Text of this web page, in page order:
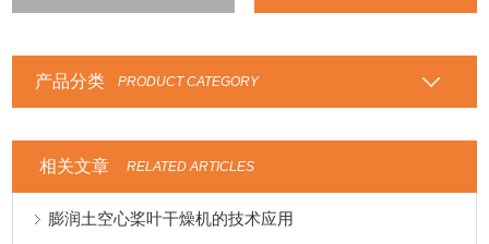
产品分类 PRODUCT CATEGORY
相关文章 RELATED ARTICLES
膨润土空心桨叶干燥机的技术应用